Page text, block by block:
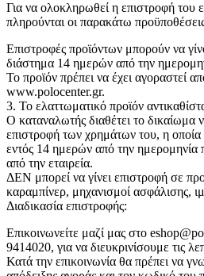
Για να ολοκληρωθεί η επιστροφή του
πληρούνται οι παρακάτω
Επιστροφές προϊόντων μπορούν να
διάστημα 14 ημερών από την
Το προϊόν πρέπει να έχει αγοραστεί
www.polocenter.gr.
3. Το ελαττωματικό προϊόν
Ο καταναλωτής διαθέτει το δικαίωμα
επιστροφή των χρημάτων του, η οποία
εντός 14 ημερών από την ημερομηνία
από την εταιρεία.
ΔΕΝ μπορεί να γίνει επιστροφή σε
καραμπίνερ, μηχανισμοί ασφάλισης,
Διαδικασία επιστροφής:
Επικοινωνείτε μαζί μας στο
9414020, για να διευκρινίσουμε τις
Κατά την επικοινωνία θα πρέπει να